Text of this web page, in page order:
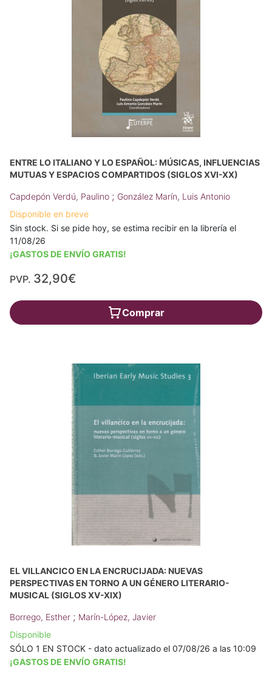
ENTRE LO ITALIANO Y LO ESPAÑOL: MÚSICAS, INFLUENCIAS
MUTUAS Y ESPACIOS COMPARTIDOS (SIGLOS XVI-XX)
Capdepón Verdú, Paulino ; González Marín, Luis Antonio
Disponible en breve
Sin stock. Si se pide hoy, se estima recibir en la librería el
11/08/26
¡GASTOS DE ENVÍO GRATIS!
PVP. 32,90€
Comprar
EL VILLANCICO EN LA ENCRUCIJADA: NUEVAS
PERSPECTIVAS EN TORNO A UN GÉNERO LITERARIO-
MUSICAL (SIGLOS XV-XIX)
Borrego, Esther ; Marín-López, Javier
Disponible
SÓLO 1 EN STOCK - dato actualizado el 07/08/26 a las 10:09
¡GASTOS DE ENVÍO GRATIS!